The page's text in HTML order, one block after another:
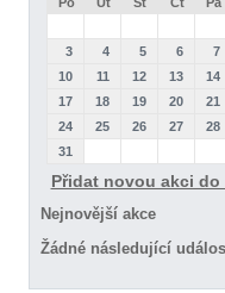
3
4 5 6 7
10
11 12 13 14
17
18 19 20 21
24
25 26 27 28
31
Přidat novou akci do
Nejnovější akce
Žádné následující